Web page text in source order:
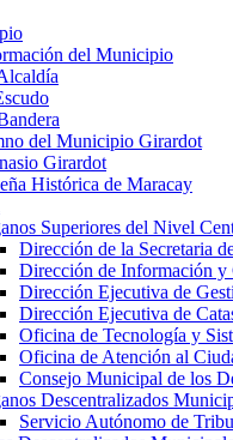
del Municipio
del Municipio Girardot
Girardot
Histórica de Maracay
Superiores del Nivel
Dirección de la Secretaria
Dirección de Información y
Dirección Ejecutiva de
Dirección Ejecutiva de
Oficina de Tecnología y
Oficina de Atención al
Consejo Municipal de los
Descentralizados
Servicio Autónomo de